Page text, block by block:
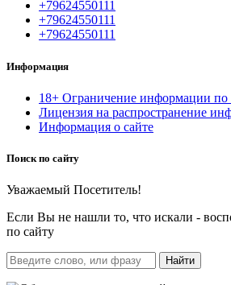
+79624550111
+79624550111
+79624550111
Информация
18+ Ограничение информации по
Лицензия на распространение
Информация о сайте
Поиск по сайту
Уважаемый Посетитель!
Если Вы не нашли то, что искали -
по сайту
Найти